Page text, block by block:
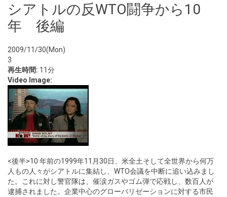
シアトルの反WTO闘争から10
年 後編
2009/11/30(Mon)
3
再生時間: 11分
Video Image:
<後半>10 年前の1999年11月30日、米全土そして全世界から何万
人もの人々がシアトルに集結し、WTO会議を中断に追い込みまし
た。これに対し警官隊は、催涙ガスやゴム弾で応戦し、数百人が
逮捕されました。企業中心のグローバリゼーションに対する市民